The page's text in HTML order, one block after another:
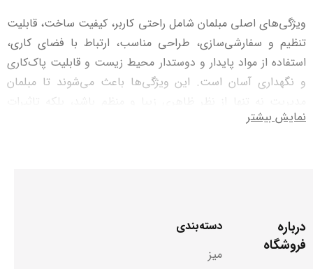
ویژگی‌های اصلی مبلمان شامل راحتی کاربر، کیفیت ساخت، قابلیت
تنظیم و سفارشی‌سازی، طراحی مناسب، ارتباط با فضای کاری،
استفاده از مواد پایدار و دوستدار محیط زیست و قابلیت پاک‌کاری
و نگهداری آسان است. این ویژگی‌ها باعث می‌شوند تا مبلمان
مدیریت نه تنها از نظر ظاهری زیبا و منظم باشد، بلکه تاثیرات
بسیار زیادی بر راحتی، کارایی و روحیه کاربران داشته باشد.
باشند.
نمایش بیشتر
درباره
فروشگاه
دسته‌بندی
میز